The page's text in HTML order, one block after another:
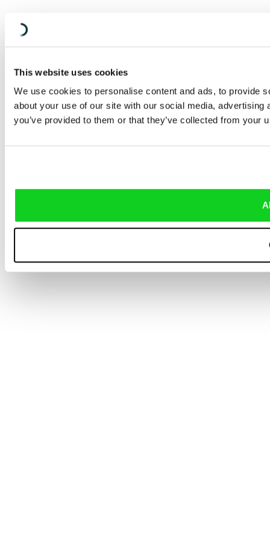
This website uses cookies
We use cookies to personalise content and ads, to provide
about your use of our site with our social media,
you’ve provided to them or that they’ve collected from your